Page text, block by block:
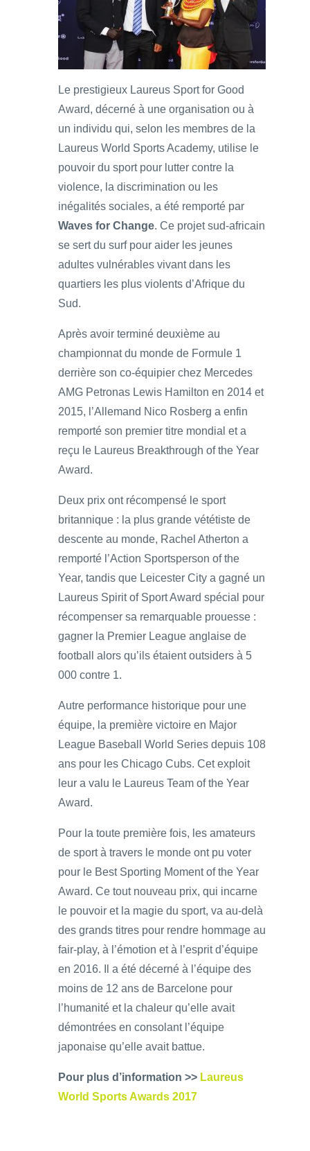
Le prestigieux Laureus Sport for Good
Award, décerné à une organisation ou à
un individu qui, selon les membres de la
Laureus World Sports Academy, utilise le
pouvoir du sport pour lutter contre la
violence, la discrimination ou les
inégalités sociales, a été remporté par
Waves for Change. Ce projet sud-africain
se sert du surf pour aider les jeunes
adultes vulnérables vivant dans les
quartiers les plus violents d’Afrique du
Sud.
Après avoir terminé deuxième au
championnat du monde de Formule 1
derrière son co-équipier chez Mercedes
AMG Petronas Lewis Hamilton en 2014 et
2015, l’Allemand Nico Rosberg a enfin
remporté son premier titre mondial et a
reçu le Laureus Breakthrough of the Year
Award.
Deux prix ont récompensé le sport
britannique : la plus grande vététiste de
descente au monde, Rachel Atherton a
remporté l’Action Sportsperson of the
Year, tandis que Leicester City a gagné un
Laureus Spirit of Sport Award spécial pour
récompenser sa remarquable prouesse :
gagner la Premier League anglaise de
football alors qu’ils étaient outsiders à 5
000 contre 1.
Autre performance historique pour une
équipe, la première victoire en Major
League Baseball World Series depuis 108
ans pour les Chicago Cubs. Cet exploit
leur a valu le Laureus Team of the Year
Award.
Pour la toute première fois, les amateurs
de sport à travers le monde ont pu voter
pour le Best Sporting Moment of the Year
Award. Ce tout nouveau prix, qui incarne
le pouvoir et la magie du sport, va au-delà
des grands titres pour rendre hommage au
fair-play, à l’émotion et à l’esprit d’équipe
en 2016. Il a été décerné à l’équipe des
moins de 12 ans de Barcelone pour
l’humanité et la chaleur qu’elle avait
démontrées en consolant l’équipe
japonaise qu’elle avait battue.
Pour plus d’information >> Laureus
World Sports Awards 2017